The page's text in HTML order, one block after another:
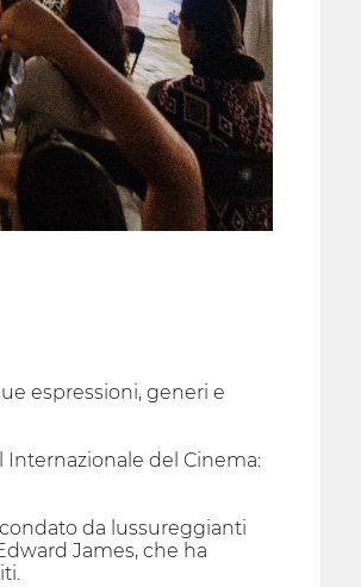
espressioni, generi e
Internazionale del Cinema:
da lussureggianti
James, che ha